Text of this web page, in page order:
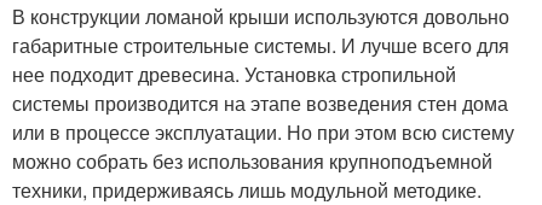
В конструкции ломаной крыши используются довольно
габаритные строительные системы. И лучше всего для
нее подходит древесина. Установка стропильной
системы производится на этапе возведения стен дома
или в процессе эксплуатации. Но при этом всю систему
можно собрать без использования крупноподъемной
техники, придерживаясь лишь модульной методике.